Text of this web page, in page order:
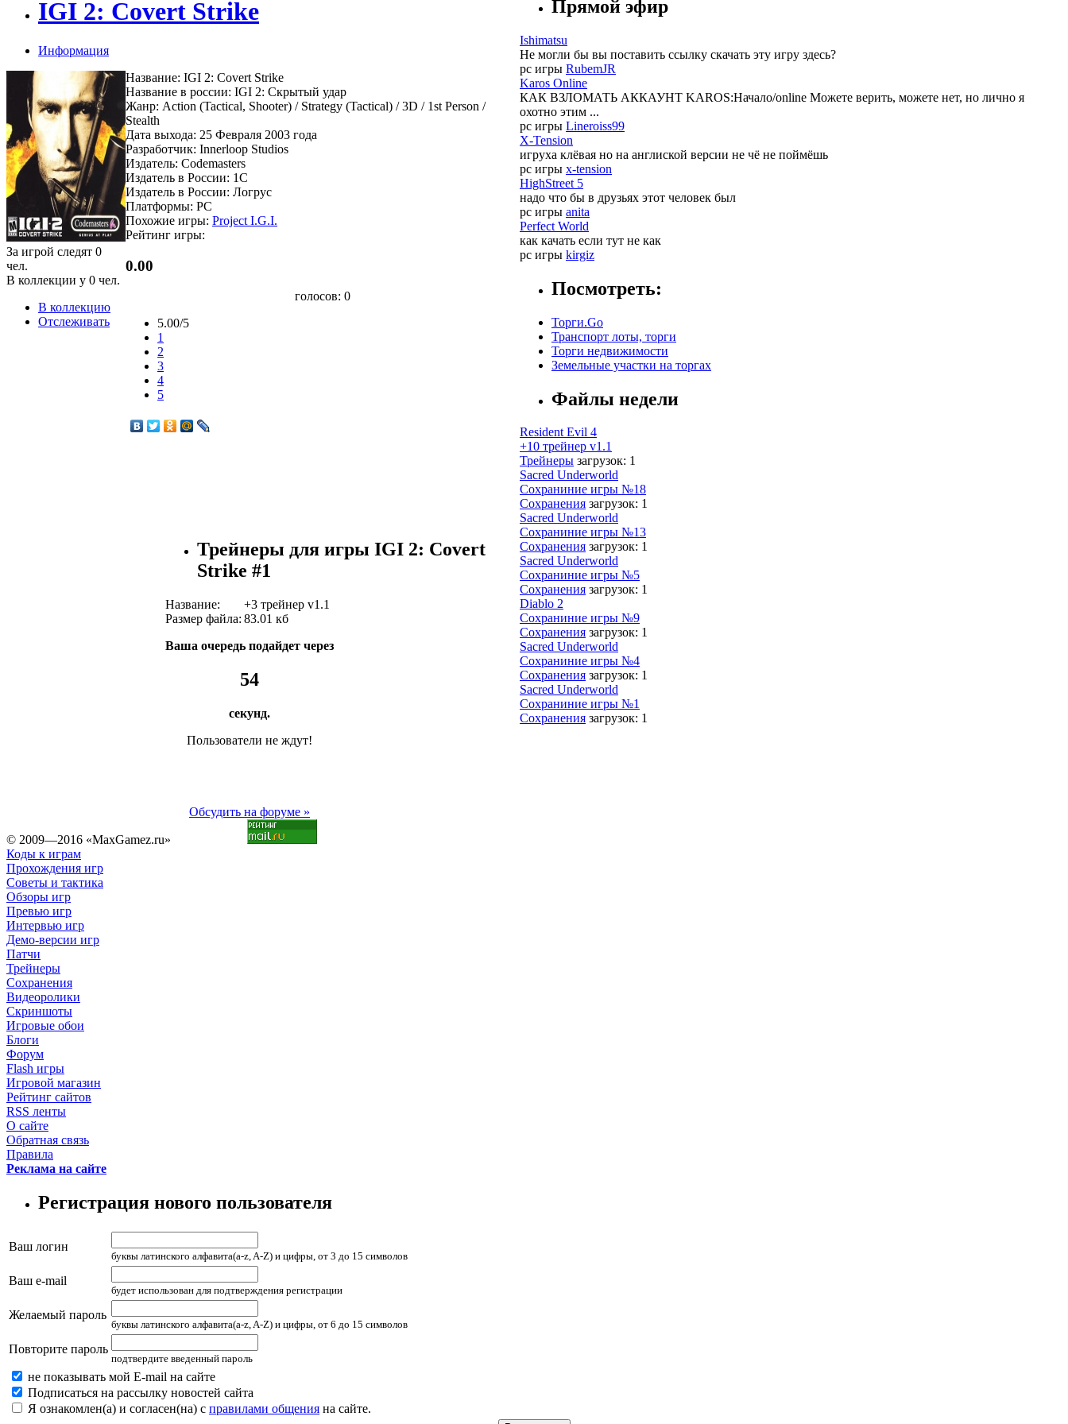
IGI 2: Covert Strike
Информация
За игрой следят 0
чел.
В коллекции у 0 чел.
В коллекцию
Отслеживать
Название: IGI 2: Covert Strike
Название в россии: IGI 2: Скрытый удар
Жанр: Action (Tactical, Shooter) / Strategy (Tactical) / 3D / 1st Person /
Stealth
Дата выхода: 25 Февраля 2003 года
Разработчик: Innerloop Studios
Издатель: Codemasters
Издатель в России: 1C
Издатель в России: Логрус
Платформы: PC
Похожие игры: Project I.G.I.
Рейтинг игры:
0.00
голосов: 0
5.00/5
1
2
3
4
5
Трейнеры для игры IGI 2: Covert
Strike #1
Название:
+3 трейнер v1.1
Размер файла: 83.01 кб
Ваша очередь подайдет через
54
секунд.
Пользователи не ждут!
Обсудить на форуме »
Прямой эфир
Ishimatsu
Не могли бы вы поставить ссылку скачать эту игру здесь?
pc игры RubemJR
Karos Online
КАК ВЗЛОМАТЬ АККАУНТ KAROS:Начало/online Можете верить, можете нет, но лично я
охотно этим ...
pc игры Lineroiss99
X-Tension
игруха клёвая но на англиской версии не чё не поймёшь
pc игры x-tension
HighStreet 5
надо что бы в друзьях этот человек был
pc игры anita
Perfect World
как качать если тут не как
pc игры kirgiz
Посмотреть:
Торги.Go
Транспорт лоты, торги
Торги недвижимости
Земельные участки на торгах
Файлы недели
Resident Evil 4
+10 трейнер v1.1
Трейнеры загрузок: 1
Sacred Underworld
Сохраниние игры №18
Сохранения загрузок: 1
Sacred Underworld
Сохраниние игры №13
Сохранения загрузок: 1
Sacred Underworld
Сохраниние игры №5
Сохранения загрузок: 1
Diablo 2
Сохраниние игры №9
Сохранения загрузок: 1
Sacred Underworld
Сохраниние игры №4
Сохранения загрузок: 1
Sacred Underworld
Сохраниние игры №1
Сохранения загрузок: 1
© 2009—2016 «MaxGamez.ru»
Коды к играм
Прохождения игр
Советы и тактика
Обзоры игр
Превью игр
Интервью игр
Демо-версии игр
Патчи
Трейнеры
Сохранения
Видеоролики
Скриншоты
Игровые обои
Блоги
Форум
Flash игры
Игровой магазин
Рейтинг сайтов
RSS ленты
О сайте
Обратная связь
Правила
Реклама на сайте
Регистрация нового пользователя
Ваш логин
буквы латинского алфавита(a-z, A-Z) и цифры, от 3 до 15 символов
Ваш e-mail
будет использован для подтверждения регистрации
Желаемый пароль
буквы латинского алфавита(a-z, A-Z) и цифры, от 6 до 15 символов
Повторите пароль
подтвердите введенный пароль
не показывать мой E-mail на сайте
Подписаться на рассылку новостей сайта
Я ознакомлен(а) и согласен(на) с правилами общения на сайте.